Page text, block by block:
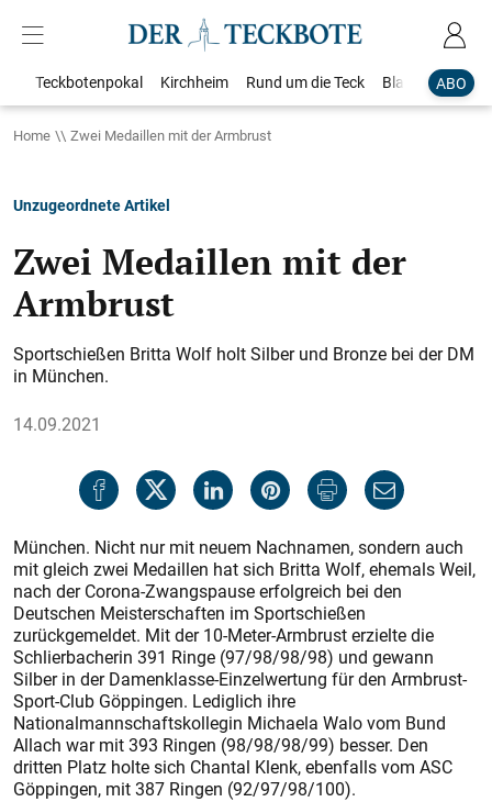
ABO
Teckbotenpokal Kirchheim Rund um die Teck Blaulicht
Home Zwei Medaillen mit der Armbrust
Unzugeordnete Artikel
Zwei Medaillen mit der
Armbrust
Sportschießen Britta Wolf holt Silber und Bronze bei der DM
in München.
14.09.2021
München. Nicht nur mit neuem Nachnamen, sondern auch
mit gleich zwei Medaillen hat sich ­Britta Wolf, ehemals Weil,
nach der ­Corona-Zwangspause erfolgreich bei den
Deutschen Meisterschaften im Sportschießen
zurückgemeldet. Mit der 10-Meter-Armbrust erzielte die
Schlierbacherin 391 Ringe (97/98/98/98) und gewann
Silber in der Damenklasse-Einzelwertung für den Armbrust-
Sport-Club Göppingen. Lediglich ihre
Nationalmannschaftskollegin ­Michaela Walo vom Bund
Allach war mit 393 Ringen (98/98/98/99) besser. Den
dritten Platz holte sich Chantal Klenk, ebenfalls vom ASC
Göppingen, mit 387 Ringen (92/97/98/100).